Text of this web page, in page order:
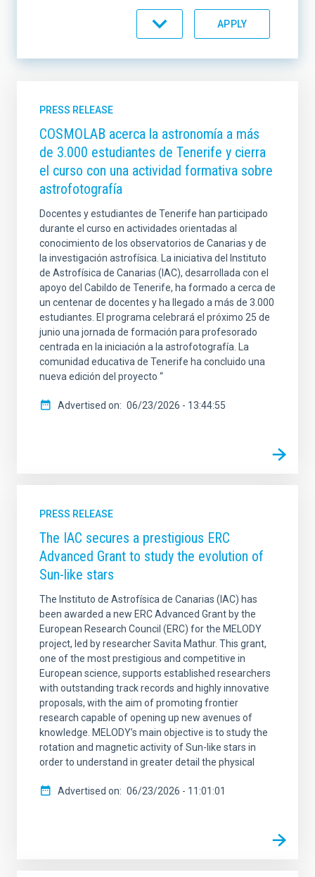
TOPIC
SCOPE
LINES OF RESEARCH
ADVERTISED ON
MIN
SORT BY ORDER
PRESS RELEASE
COSMOLAB acerca la astronomía a más
de 3.000 estudiantes de Tenerife y cierra
el curso con una actividad formativa sobre
astrofotografía
Docentes y estudiantes de Tenerife han participado
durante el curso en actividades orientadas al
conocimiento de los observatorios de Canarias y de
la investigación astrofísica. La iniciativa del Instituto
de Astrofísica de Canarias (IAC), desarrollada con el
apoyo del Cabildo de Tenerife, ha formado a cerca de
un centenar de docentes y ha llegado a más de 3.000
estudiantes. El programa celebrará el próximo 25 de
junio una jornada de formación para profesorado
centrada en la iniciación a la astrofotografía. La
comunidad educativa de Tenerife ha concluido una
nueva edición del proyecto “
Advertised on 06/23/2026 - 13:44:55
PRESS RELEASE
The IAC secures a prestigious ERC
Advanced Grant to study the evolution of
Sun-like stars
The Instituto de Astrofísica de Canarias (IAC) has
been awarded a new ERC Advanced Grant by the
European Research Council (ERC) for the MELODY
project, led by researcher Savita Mathur. This grant,
one of the most prestigious and competitive in
European science, supports established researchers
with outstanding track records and highly innovative
proposals, with the aim of promoting frontier
research capable of opening up new avenues of
knowledge. MELODY’s main objective is to study the
rotation and magnetic activity of Sun-like stars in
order to understand in greater detail the physical
Advertised on 06/23/2026 - 11:01:01